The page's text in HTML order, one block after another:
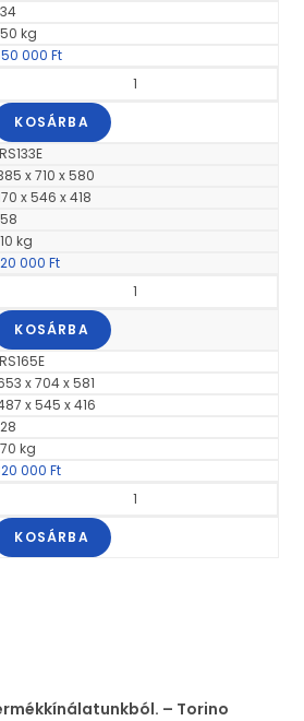
kg
000Ft
KOSÁRBA
x 710 x 580
x 546 x 418
kg
000Ft
KOSÁRBA
x 704 x 581
x 545 x 416
kg
000Ft
KOSÁRBA
– Torino